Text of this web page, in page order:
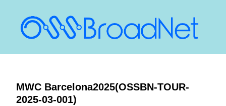
MWC Barcelona2025(OSSBN-TOUR-
2025-03-001)